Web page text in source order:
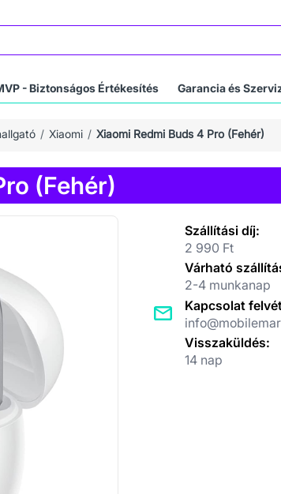
- Biztonságos Értékesítés Garancia és
Xiaomi Xiaomi Redmi Buds 4 Pro (Fehér)
(Fehér)
Szállítási díj:
2 990 Ft
Várható
2-4 munkanap
Kapcsolat
Visszaküldés:
14 nap